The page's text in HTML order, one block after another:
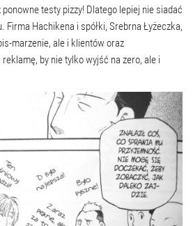
testy pizzy! Dlatego lepiej nie siadać
Firma Hachikena i spółki, Srebrna Łyżeczka,
marzenie, ale i klientów oraz
by nie tylko wyjść na zero, ale i